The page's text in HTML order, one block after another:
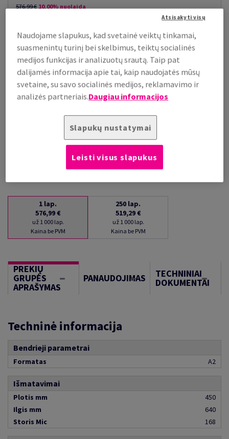
576,99 € 10,00% nuolaida
už 1 000 lap.
(35 kg )
PRISTATYMAS APYTIKSLIAI PER 16 DIENAS (-Ų)
(NEGRĄŽINAMA PREKĖ)
Kiekių palyginimas
lap.
1 lap.
576,99 €
už 1 000 lap.
Kaina be PVM
250 lap.
519,29 €
už 1 000 lap.
Kaina be PVM
PREKIŲ
GRUPĖS
APRAŠYMAS
PANAUDOJIMAS TECHNINIAI
DOKUMENTAI
Techninė informacija
Bendrieji parametrai
Formatas A2
Išmatavimai
Plotis mm
450
Ilgis mm
640
Storis Mic
168
Naudojame slapukus, kad svetainė veiktų tinkamai,
suasmenintų turinį bei skelbimus, teiktų socialinės
medijos funkcijas ir analizuotų srautą. Taip pat
dalijamės informacija apie tai, kaip naudojatės mūsų
svetaine, su savo socialinės medijos, reklamavimo ir
analizės partneriais.Daugiau informacijos
Slapukų nustatymai
Atsisakyti visų
Leisti visus slapukus